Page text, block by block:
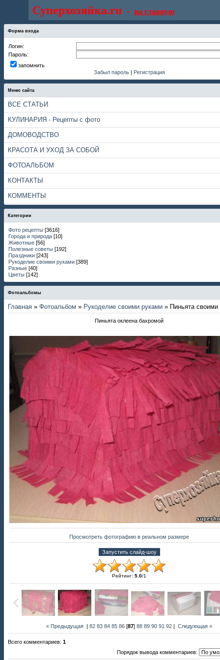
Суперхозяйка.ru - на главную
Форма входа
Логин:
Пароль:
запомнить
Забыл пароль | Регистрация
Меню сайта
ВСЕ СТАТЬИ
КУЛИНАРИЯ - Рецепты с фото
ДОМОВОДСТВО
КРАСОТА И УХОД ЗА СОБОЙ
ФОТОАЛЬБОМ
КОНТАКТЫ
КОММЕНТЫ
Категории
Фото рецепты [3616]
Города и природа [10]
Животные [56]
Полезные советы [192]
Праздники [243]
Рукоделие своими руками [389]
Разные [40]
Цветы [142]
Фотоальбомы
Главная » Фотоальбом » Рукоделие своими руками » Пиньята своими
Пиньята оклеена бахромой
Просмотреть фотографию в реальном размере
Рейтинг: 5.0/1
« Предыдущая |82 83 84 85 86 [87]88 89 90 91 92 |Следующая »
Всего комментариев: 1
Порядок вывода комментариев: